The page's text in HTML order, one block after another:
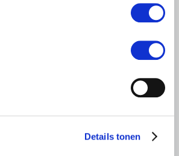
Details tonen